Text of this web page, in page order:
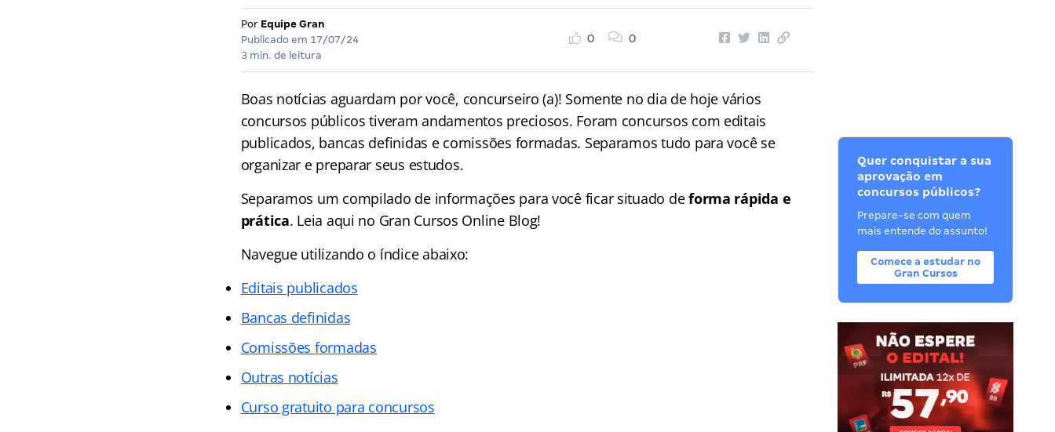
Por Equipe Gran
Publicado em 17/07/24
3 min. de leitura
0 0
Boas notícias aguardam por você, concurseiro (a)! Somente no dia de hoje vários
concursos públicos tiveram andamentos preciosos. Foram concursos com editais
publicados, bancas definidas e comissões formadas. Separamos tudo para você se
organizar e preparar seus estudos.
Separamos um compilado de informações para você ficar situado deforma rápida e
prática. Leia aqui no Gran Cursos Online Blog!
Navegue utilizando o índiceabaixo:
Editais publicados
Bancas definidas
Comissões formadas
Outras notícias
Curso gratuito para concursos
Quer conquistar a sua
aprovação em
concursos públicos?
Prepare-se com quem
mais entende do assunto!
Comece a estudar no
Gran Cursos